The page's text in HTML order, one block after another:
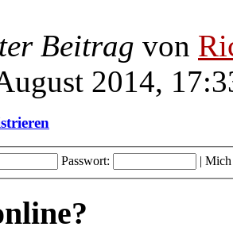
Beitrag von
2014,
Passwort: | Mich